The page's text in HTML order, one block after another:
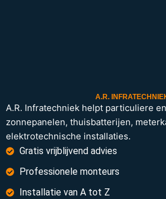
A.R.
A.R. Infratechniek helpt particuliere
zonnepanelen, thuisbatterijen,
elektrotechnische installaties.
Gratis vrijblijvend advies
Professionele monteurs
Installatie van A tot Z